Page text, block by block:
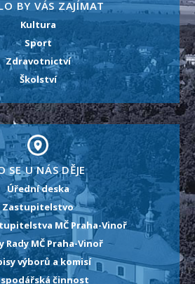
BY VÁS ZAJÍMAT
Kultura
Sport
Zdravotnictví
Školství
SE U NÁS DĚJE
Úřední deska
Zastupitelstvo
MČ Praha-Vinoř
Rady MČ Praha-Vinoř
výborů a komisí
činnost